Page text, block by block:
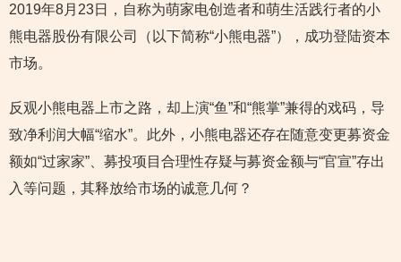
2019年8月23日，自称为萌家电创造者和萌生活践行者的小
熊电器股份有限公司（以下简称“小熊电器”），成功登陆资本
市场。
反观小熊电器上市之路，却上演“鱼”和“熊掌”兼得的戏码，导
致净利润大幅“缩水”。此外，小熊电器还存在随意变更募资金
额如“过家家”、募投项目合理性存疑与募资金额与“官宣”存出
入等问题，其释放给市场的诚意几何？